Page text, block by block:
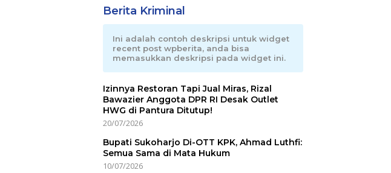
Berita Kriminal
Ini adalah contoh deskripsi untuk widget
recent post wpberita, anda bisa
memasukkan deskripsi pada widget ini.
Izinnya Restoran Tapi Jual Miras, Rizal
Bawazier Anggota DPR RI Desak Outlet
HWG di Pantura Ditutup!
20/07/2026
Bupati Sukoharjo Di-OTT KPK, Ahmad Luthfi:
Semua Sama di Mata Hukum
10/07/2026